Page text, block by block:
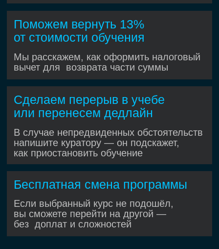
команде с разработчиками, QA,
аналитиками и продакт-
менеджером
Ощущаете весь процесс IT-
разработки: спринты, стендапы,
демо и ретроспективы
Получаете код-ревью
и наставничество от опытных
тестировщиков
До годакоммерческого опыта,
ко торый ценят работодатели
В какихпроектах
можно поучаствовать